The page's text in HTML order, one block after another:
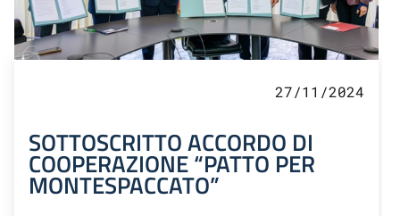
27/11/2024
SOTTOSCRITTO ACCORDO DI
COOPERAZIONE “PATTO PER
MONTESPACCATO”